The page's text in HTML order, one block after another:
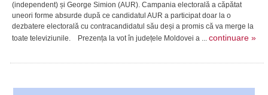
(independent) și George Simion (AUR). Campania electorală a căpătat
uneori forme absurde după ce candidatul AUR a participat doar la o
dezbatere electorală cu contracandidatul său deși a promis că va merge la
toate televiziunile. Prezența la vot în județele Moldovei a ... continuare »